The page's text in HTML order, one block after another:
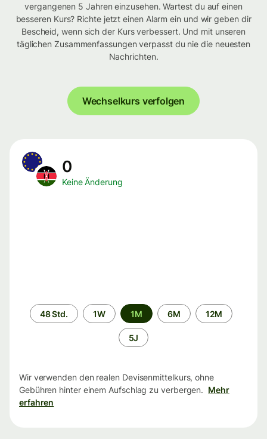
vergangenen 5 Jahren einzusehen. Wartest du auf einen
besseren Kurs? Richte jetzt einen Alarm ein und wir geben dir
Bescheid, wenn sich der Kurs verbessert. Und mit unseren
täglichen Zusammenfassungen verpasst du nie die neuesten
Nachrichten.
Wechselkurs verfolgen
0
Keine Änderung
Zeitraum
48 Std. 1W 1M 6M 12M
5J
Wir verwenden den realen Devisenmittelkurs, ohne
Gebühren hinter einem Aufschlag zu verbergen. Mehr
erfahren